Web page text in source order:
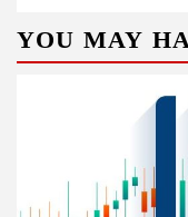
YOU MAY